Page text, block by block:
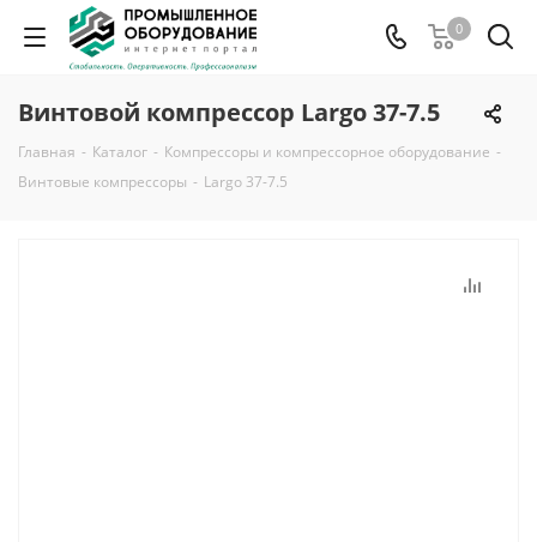
0
Винтовой компрессор Largo 37-7.5
Главная - Каталог - Компрессоры и компрессорное оборудование -
Винтовые компрессоры - Largo 37-7.5